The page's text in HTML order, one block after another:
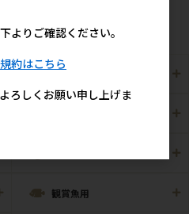
猫用
観賞魚用
よりご確認ください。
約はこちら
ろしくお願い申し上げま